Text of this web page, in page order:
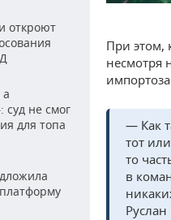
откроют
а
суд не смог
для топа
При этом,
несмотря
— Как
тот
то
в
Руслан